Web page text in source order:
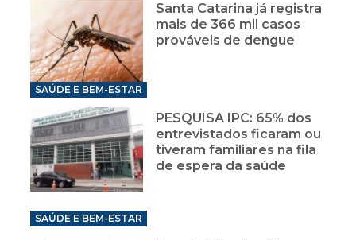
Santa Catarina já registra
mais de 366 mil casos
prováveis de dengue
SAÚDE E BEM-ESTAR
PESQUISA IPC: 65% dos
entrevistados ficaram ou
tiveram familiares na fila
de espera da saúde
SAÚDE E BEM-ESTAR